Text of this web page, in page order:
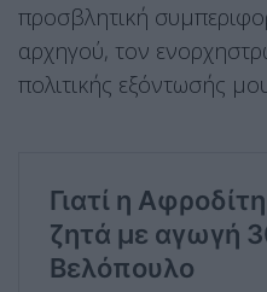
προσβλητική
αρχηγού, τον
πολιτικής εξόντωσής